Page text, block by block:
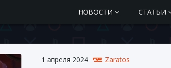
НОВОСТИ СТАТЬИ
1 апреля 2024 Zaratos